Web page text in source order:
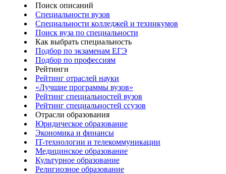
Поиск описаний
Специальности вузов
Специальности колледжей и техникумов
Поиск вуза по специальности
Как выбрать специальность
Подбор по экзаменам ЕГЭ
Подбор по профессиям
Рейтинги
Рейтинг отраслей науки
«Лучшие программы вузов»
Рейтинг специальностей вузов
Рейтинг специальностей ссузов
Отрасли образования
Юридическое образование
Экономика и финансы
IT-технологии и телекоммуникации
Медицинское образование
Культурное образование
Религиозное образование